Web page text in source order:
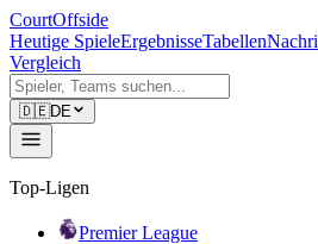
CourtOffside
Heutige SpieleErgebnisseTabellen
Vergleich
🇩🇪DE
Top-Ligen
Premier League